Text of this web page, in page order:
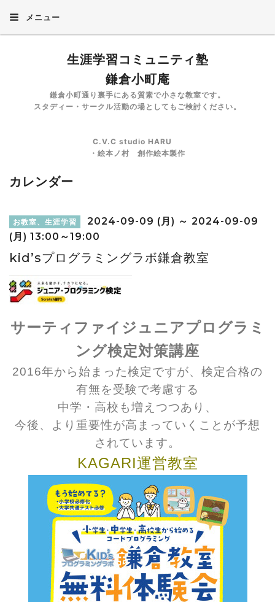
メニュー
生涯学習コミュニティ塾
鎌倉小町庵
鎌倉小町通り裏手にある質素で小さな教室です。
スタディー・サークル活動の場としてもご検討ください。
C.V.C studio HARU
・絵本ノ村 創作絵本製作
カレンダー
お教室、生涯学習
2024-09-09 (月) ～ 2024-09-09
(月) 13:00～19:00
kid’sプログラミングラボ鎌倉教室
サーティファイジュニアプログラミ
ング検定対策講座
2016年から始まった検定ですが、 検定合格の
有無を受験で考慮する
中学・高校も増えつつあり、
今後、より重要性が高まっていくことが予想
されています。
KAGARI運営教室